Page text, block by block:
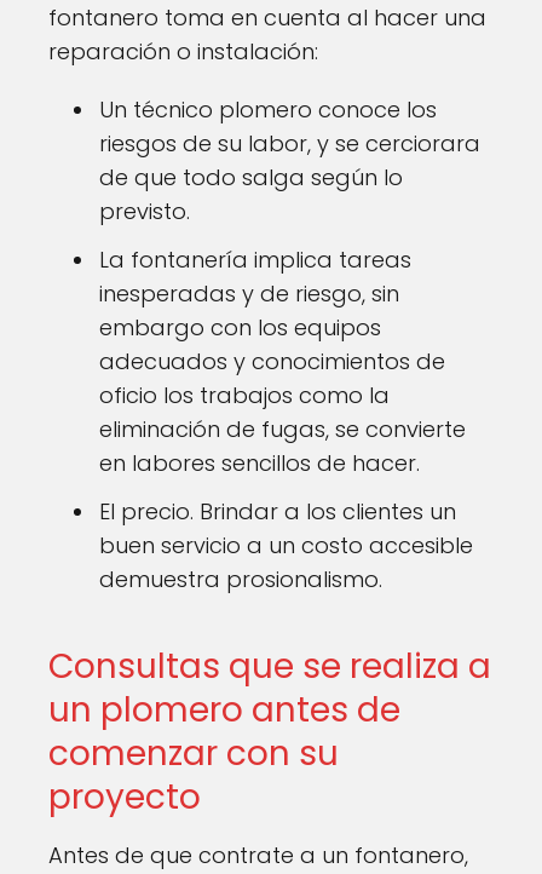
fontanero toma en cuenta al hacer una
reparación o instalación:
Un técnico plomero conoce los
riesgos de su labor, y se cerciorara
de que todo salga según lo
previsto.
La fontanería implica tareas
inesperadas y de riesgo, sin
embargo con los equipos
adecuados y conocimientos de
oficio los trabajos como la
eliminación de fugas, se convierte
en labores sencillos de hacer.
El precio. Brindar a los clientes un
buen servicio a un costo accesible
demuestra prosionalismo.
Consultas que se realiza a
un plomero antes de
comenzar con su
proyecto
Antes de que contrate a un fontanero,